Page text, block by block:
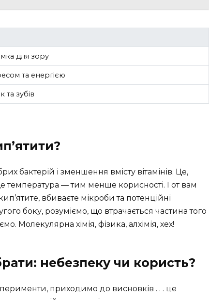
для зору
та енергією
та зубів
бактерій і зменшення вмісту вітамінів. Це,
— тим менше корисності. І от вам
вбиваєте мікроби та потенційні
боку, розуміємо, що втрачається частина того
Молекулярна хімія, фізика, алхімія, хех!
небезпеку чи користь?
приходимо до висновків . . . це